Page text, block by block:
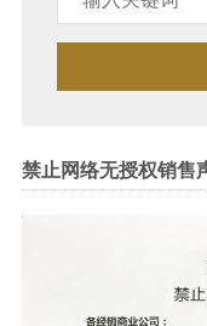
禁止网络无授权销售